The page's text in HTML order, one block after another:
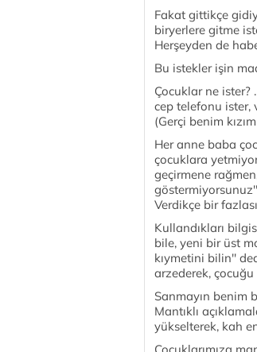
Fakat gittikçe
biryerlere gitme
Herşeyden de
Bu istekler işin
Çocuklar ne
cep telefonu ister,
(Gerçi benim
Her anne baba
çocuklara
geçirmene
göstermiyorsunuz''
Verdikçe bir
Kullandıkları
bile, yeni bir üst
kıymetini bilin''
arzederek,
Sanmayın benim
Mantıklı
yükselterek, kah